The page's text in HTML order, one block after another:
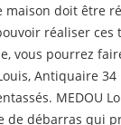
maison doit être
réaliser ces
vous pourrez
Antiquaire
MEDOU
de débarras qui